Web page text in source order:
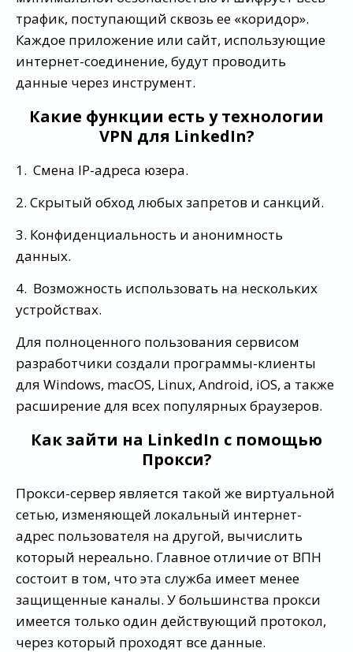
трафик, поступающий сквозь ее «коридор».
Каждое приложение или сайт, использующие
интернет-соединение, будут проводить
данные через инструмент.
Какие функции есть у технологии
VPN для LinkedIn?
1. Смена IP-адреса юзера.
2. Скрытый обход любых запретов и санкций.
3. Конфиденциальность и анонимность
данных.
4. Возможность использовать на нескольких
устройствах.
Для полноценного пользования сервисом
разработчики создали программы-клиенты
для Windows, macOS, Linux, Android, iOS, а также
расширение для всех популярных браузеров.
Как зайти на LinkedIn с помощью
Прокси?
Прокси-сервер является такой же виртуальной
сетью, изменяющей локальный интернет-
адрес пользователя на другой, вычислить
который нереально. Главное отличие от ВПН
состоит в том, что эта служба имеет менее
защищенные каналы. У большинства прокси
имеется только один действующий протокол,
через который проходят все данные.